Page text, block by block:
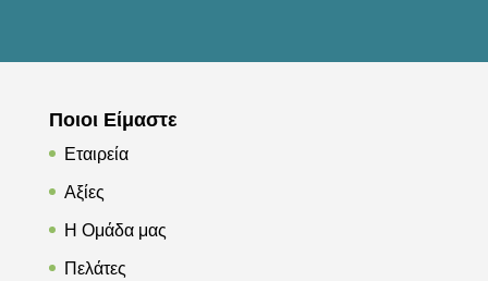
Ποιοι Είμαστε
Εταιρεία
Αξίες
Η Ομάδα μας
Πελάτες